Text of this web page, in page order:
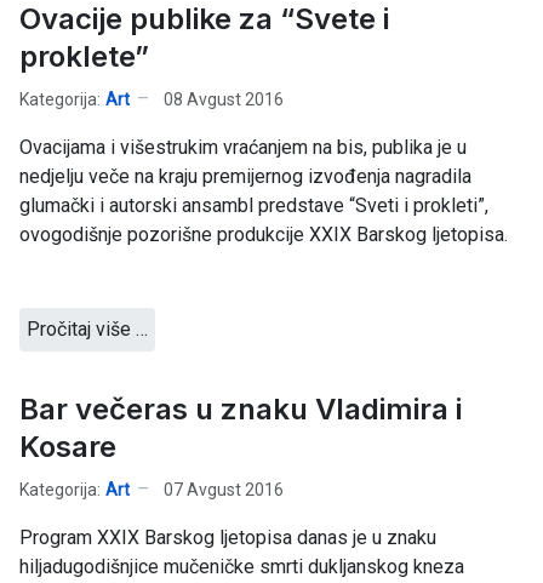
Ovacije publike za “Svete i
proklete”
Kategorija: Art 08 Avgust 2016
Ovacijama i višestrukim vraćanjem na bis, publika je u
nedjelju veče na kraju premijernog izvođenja nagradila
glumački i autorski ansambl predstave “Sveti i prokleti”,
ovogodišnje pozorišne produkcije XXIX Barskog ljetopisa.
Pročitaj više …
Bar večeras u znaku Vladimira i
Kosare
Kategorija: Art 07 Avgust 2016
Program XXIX Barskog ljetopisa danas je u znaku
hiljadugodišnjice mučeničke smrti dukljanskog kneza